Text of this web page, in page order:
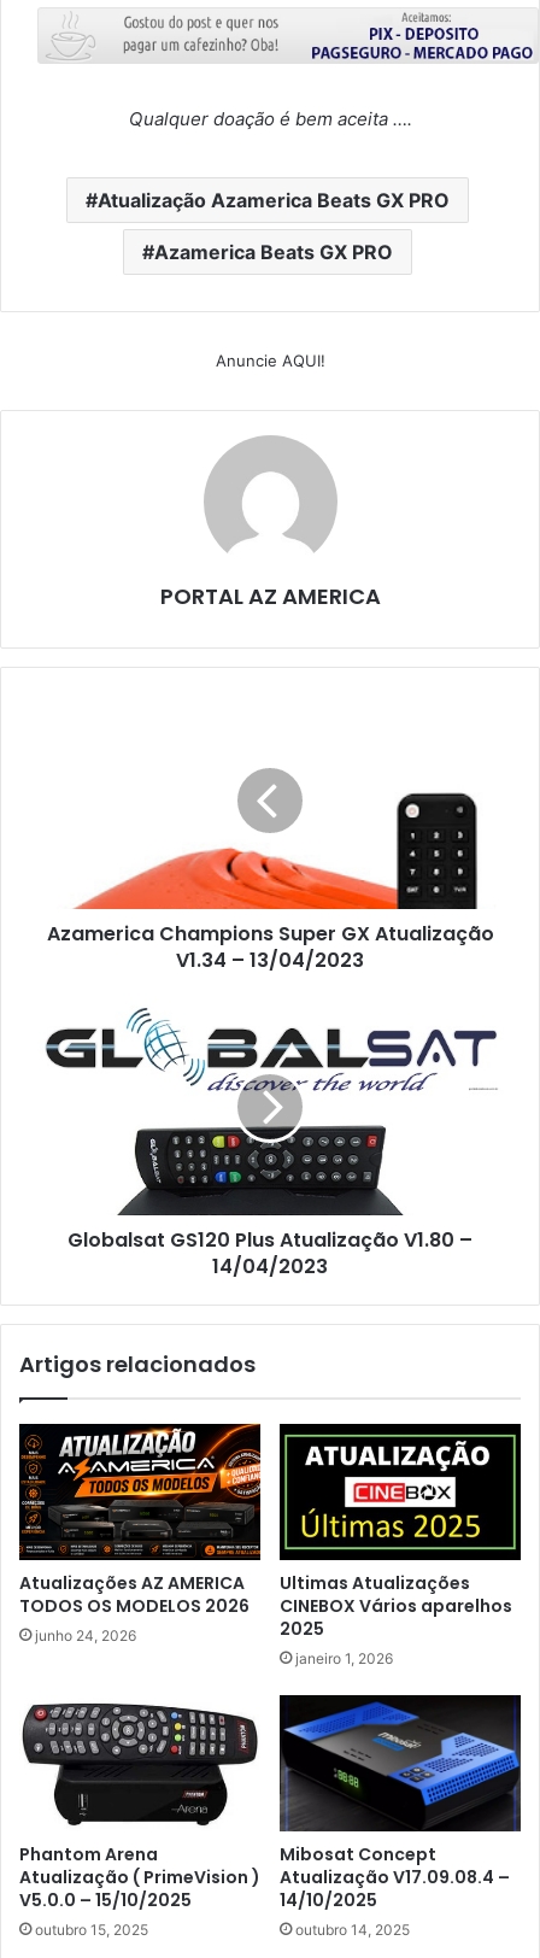
Qualquer doação é bem aceita ….
Atualização Azamerica Beats GX PRO
Azamerica Beats GX PRO
Anuncie AQUI!
PORTAL AZ AMERICA
Azamerica Champions Super GX Atualização
V1.34 – 13/04/2023
Globalsat GS120 Plus Atualização V1.80 –
14/04/2023
Artigos relacionados
Atualizações AZ AMERICA
TODOS OS MODELOS 2026
junho 24, 2026
Ultimas Atualizações
CINEBOX Vários aparelhos
2025
janeiro 1, 2026
Phantom Arena
Atualização ( PrimeVision )
V5.0.0 – 15/10/2025
outubro 15, 2025
Mibosat Concept
Atualização V17.09.08.4 –
14/10/2025
outubro 14, 2025